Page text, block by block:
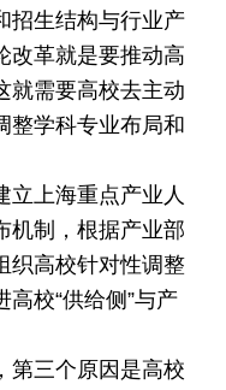
招生结构与行业产
改革就是要推动高
就需要高校去主动
整学科专业布局和
立上海重点产业人
机制，根据产业部
织高校针对性调整
校“供给侧”与产
第三个原因是高校